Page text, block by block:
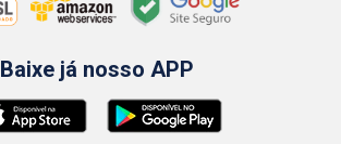
Baixe já nosso APP